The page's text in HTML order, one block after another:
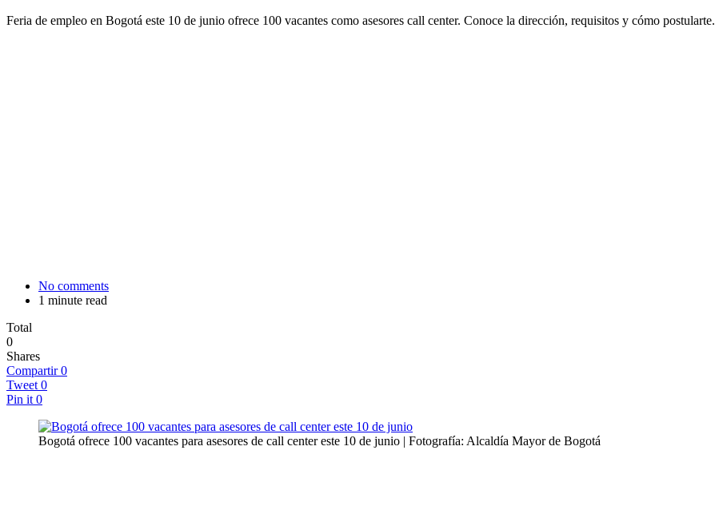
Feria de empleo en Bogotá este 10 de junio ofrece 100 vacantes como asesores call center. Conoce la dirección, requisitos y cómo postularte.
No comments
1 minute read
Total
0
Shares
Compartir 0
Tweet 0
Pin it 0
Bogotá ofrece 100 vacantes para asesores de call center este 10 de junio | Fotografía: Alcaldía Mayor de Bogotá